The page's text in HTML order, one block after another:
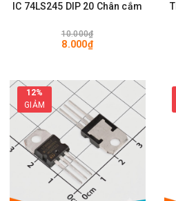
IC 74LS245 DIP 20 Chân cắm
10.000₫
8.000₫
12%
GIẢM